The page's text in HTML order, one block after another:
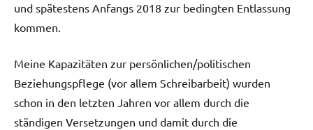
und spätestens Anfangs 2018 zur bedingten Entlassung
kommen.
Meine Kapazitäten zur persönlichen/politischen
Beziehungspflege (vor allem Schreibarbeit) wurden
schon in den letzten Jahren vor allem durch die
ständigen Versetzungen und damit durch die